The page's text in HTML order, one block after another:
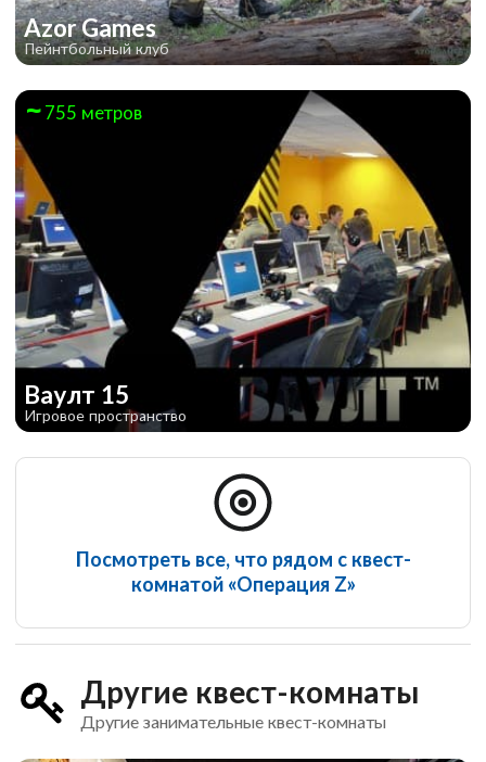
Azor Games
Пейнтбольный клуб
755 метров
Ваулт 15
Игровое пространство
Посмотреть все, что рядом с квест-
комнатой «Операция Z»
Другие квест-комнаты
Другие занимательные квест-комнаты